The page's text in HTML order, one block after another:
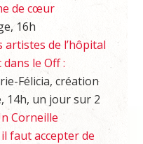
de cœur
16h
artistes de l’hôpital
le Off :
Félicia, création
14h, un jour sur 2
Corneille
faut accepter de